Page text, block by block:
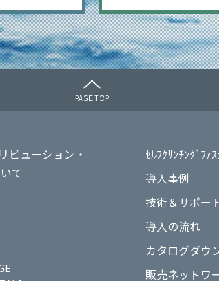
PAGE TOP
ビューション・
て
ｾﾙﾌｸﾘﾝﾁﾝｸﾞﾌｧ
導入事例
技術＆サポー
導入の流れ
カタログダウ
販売ネットワ